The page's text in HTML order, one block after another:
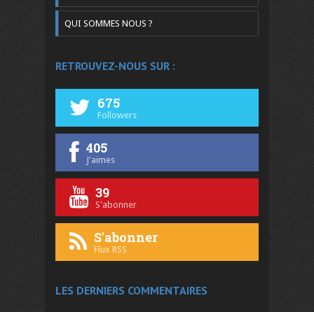
QUI SOMMES NOUS ?
RETROUVEZ-NOUS SUR :
675
Followers
405
J'aimes
39
S'abonner
S'abonner
Flux RSS
LES DERNIERS COMMENTAIRES